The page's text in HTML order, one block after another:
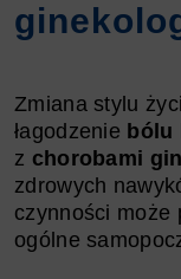
Zmiana stylu
łagodzenie bólu
z chorobami
zdrowych
czynności może
ogólne